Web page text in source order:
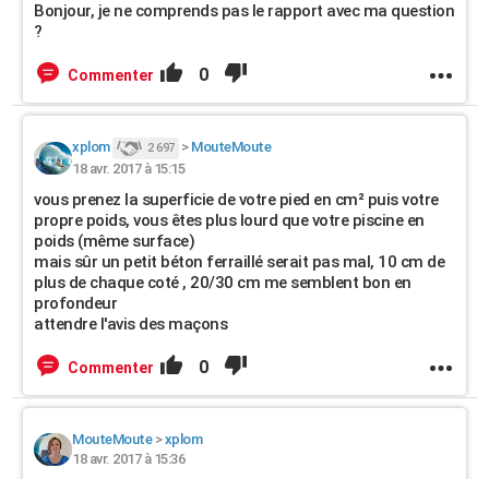
Bonjour, je ne comprends pas le rapport avec ma question
?
Commenter 0
xplom 2 697 > MouteMoute
18 avr. 2017 à 15:15
vous prenez la superficie de votre pied en cm² puis votre
propre poids, vous êtes plus lourd que votre piscine en
poids (même surface)
mais sûr un petit béton ferraillé serait pas mal, 10 cm de
plus de chaque coté , 20/30 cm me semblent bon en
profondeur
attendre l'avis des maçons
Commenter 0
MouteMoute>xplom
18 avr. 2017 à 15:36